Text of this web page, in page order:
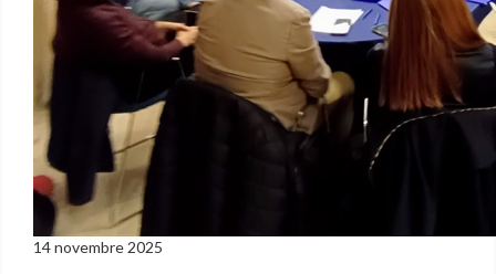
14 novembre 2025